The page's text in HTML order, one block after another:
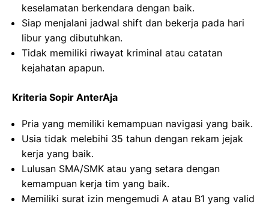
keselamatan berkendara dengan baik.
Siap menjalani jadwal shift dan bekerja pada hari
libur yang dibutuhkan.
Tidak memiliki riwayat kriminal atau catatan
kejahatan apapun.
Kriteria Sopir AnterAja
Pria yang memiliki kemampuan navigasi yang baik.
Usia tidak melebihi 35 tahun dengan rekam jejak
kerja yang baik.
Lulusan SMA/SMK atau yang setara dengan
kemampuan kerja tim yang baik.
Memiliki surat izin mengemudi A atau B1 yang valid